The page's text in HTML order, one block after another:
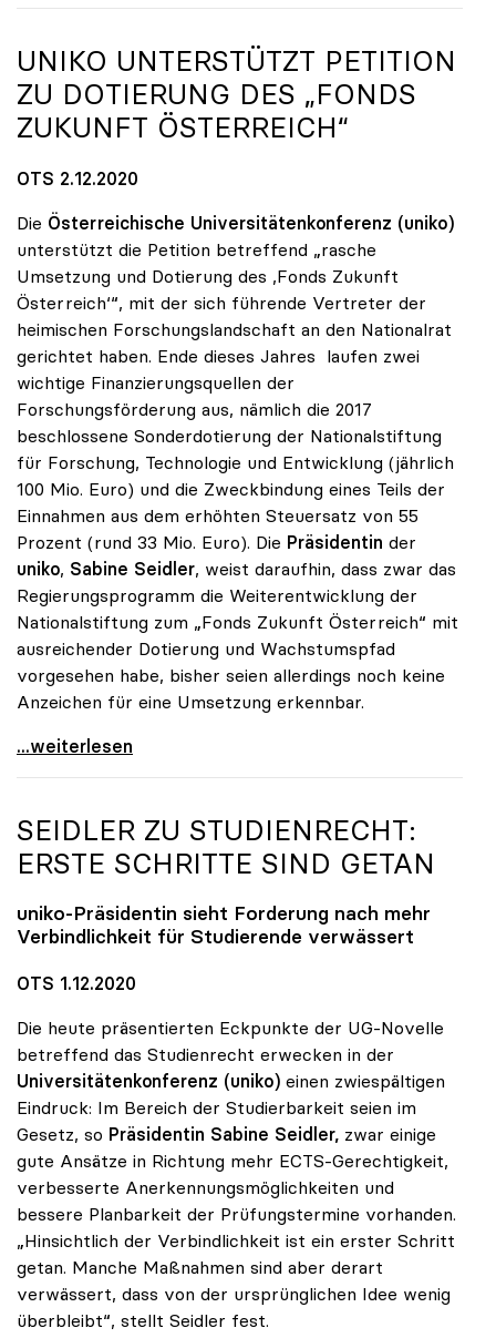
UNIKO UNTERSTÜTZT PETITION
ZU DOTIERUNG DES „FONDS
ZUKUNFT ÖSTERREICH“
OTS 2.12.2020
Die Österreichische Universitätenkonferenz (uniko)
unterstützt die Petition betreffend „rasche
Umsetzung und Dotierung des ,Fonds Zukunft
Österreich‘“, mit der sich führende Vertreter der
heimischen Forschungslandschaft an den Nationalrat
gerichtet haben. Ende dieses Jahres laufen zwei
wichtige Finanzierungsquellen der
Forschungsförderung aus, nämlich die 2017
beschlossene Sonderdotierung der Nationalstiftung
für Forschung, Technologie und Entwicklung (jährlich
100 Mio. Euro) und die Zweckbindung eines Teils der
Einnahmen aus dem erhöhten Steuersatz von 55
Prozent (rund 33 Mio. Euro). Die Präsidentin der
uniko, Sabine Seidler, weist daraufhin, dass zwar das
Regierungsprogramm die Weiterentwicklung der
Nationalstiftung zum „Fonds Zukunft Österreich“ mit
ausreichender Dotierung und Wachstumspfad
vorgesehen habe, bisher seien allerdings noch keine
Anzeichen für eine Umsetzung erkennbar.
uniko unterstützt Petition zu Dotierung des „Fonds
...weiterlesen
SEIDLER ZU STUDIENRECHT:
ERSTE SCHRITTE SIND GETAN
uniko-Präsidentin sieht Forderung nach mehr
Verbindlichkeit für Studierende verwässert
OTS 1.12.2020
Die heute präsentierten Eckpunkte der UG-Novelle
betreffend das Studienrecht erwecken in der
Universitätenkonferenz (uniko) einen zwiespältigen
Eindruck: Im Bereich der Studierbarkeit seien im
Gesetz, so Präsidentin Sabine Seidler, zwar einige
gute Ansätze in Richtung mehr ECTS-Gerechtigkeit,
verbesserte Anerkennungsmöglichkeiten und
bessere Planbarkeit der Prüfungstermine vorhanden.
„Hinsichtlich der Verbindlichkeit ist ein erster Schritt
getan. Manche Maßnahmen sind aber derart
verwässert, dass von der ursprünglichen Idee wenig
überbleibt“, stellt Seidler fest.